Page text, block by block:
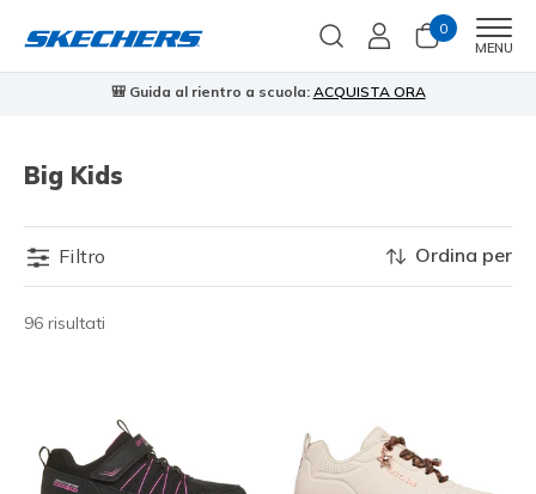
0
MENU
🎒 Guida al rientro a scuola: ACQUISTA ORA
Big Kids
Filtro
96 risultati
Ordina per